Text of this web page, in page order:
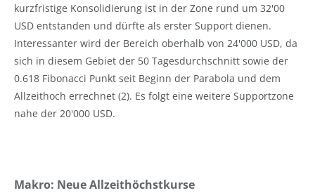
kurzfristige Konsolidierung ist in der Zone rund um 32'00
USD entstanden und dürfte als erster Support dienen.
Interessanter wird der Bereich oberhalb von 24'000 USD, da
sich in diesem Gebiet der 50 Tagesdurchschnitt sowie der
0.618 Fibonacci Punkt seit Beginn der Parabola und dem
Allzeithoch errechnet (2). Es folgt eine weitere Supportzone
nahe der 20'000 USD.
Makro: Neue Allzeithöchstkurse